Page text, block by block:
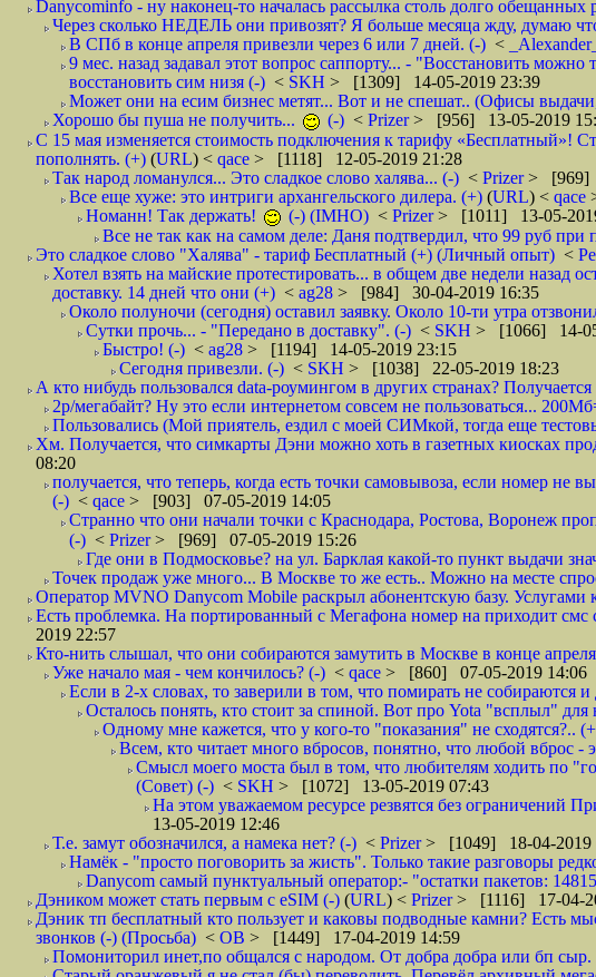
Danycominfo - ну наконец-то началась рассылка столь долго
Через сколько НЕДЕЛЬ они привозят? Я больше месяца жду, думаю
В СПб в конце апреля привезли через 6 или 7 дней. (-) < _Alexander_
9 мес. назад задавал этот вопрос саппорту... - "Восстановить
восстановить сим низя (-) < SKH > [1309] 14-05-2019 23:39
Может они на есим бизнес метят... Вот и не спешат.. (Офисы
Хорошо бы пуша не получить...
(-) < Prizer> [956] 13-05-2019
С 15 мая изменяется стоимость подключения к тарифу «Бесплатный»!
пополнять. (+) (URL) < qace > [1118] 12-05-2019 21:28
Так народ ломанулся... Это сладкое слово халява... (-) < Prizer> [969]
Все еще хуже: это интриги архангельского дилера. (+) (URL) < qace
Номанн! Так держать!
(-) (IMHO) < Prizer> [1011] 13-05-
Все не так как на самом деле: Даня подтвердил, что 99 руб
Это сладкое слово "Халява" - тариф Бесплатный (+) (Личный опыт) <
Хотел взять на майские протестировать... в общем две недели назад
доставку. 14 дней что они (+) < ag28 > [984] 30-04-2019 16:35
Около полуночи (сегодня) оставил заявку. Около 10-ти утра
Сутки прочь... - "Передано в доставку". (-) < SKH > [1066] 14-
Быстро! (-) < ag28 > [1194] 14-05-2019 23:15
Сегодня привезли. (-) < SKH > [1038] 22-05-2019 18:23
А кто нибудь пользовался data-роумингом в других странах?
2р/мегабайт? Ну это если интернетом совсем не пользоваться...
Пользовались (Мой приятель, ездил с моей СИМкой, тогда еще
Хм. Получается, что симкарты Дэни можно хоть в газетных киосках
08:20
получается, что теперь, когда есть точки самовывоза, если номер не
(-) < qace > [903] 07-05-2019 14:05
Странно что они начали точки с Краснодара, Ростова, Воронеж
(-) < Prizer> [969] 07-05-2019 15:26
Где они в Подмосковье? на ул. Барклая какой-то пункт выдачи
Точек продаж уже много... В Москве то же есть.. Можно на месте
Оператор MVNO Danycom Mobile раскрыл абонентскую базу. Услугами
Есть проблемка. На портированный с Мегафона номер на приходит смс
2019 22:57
Кто-нить слышал, что они собираются замутить в Москве в конце
Уже начало мая - чем кончилось? (-) < qace > [860] 07-05-2019 14:06
Если в 2-х словах, то заверили в том, что помирать не собираются
Осталось понять, кто стоит за спиной. Вот про Yota "всплыл" для
Одному мне кажется, что у кого-то "показания" не сходятся?..
Всем, кто читает много вбросов, понятно, что любой вброс -
Смысл моего моста был в том, что любителям ходить по
(Совет) (-) < SKH > [1072] 13-05-2019 07:43
На этом уважаемом ресурсе резвятся без ограничений
13-05-2019 12:46
Т.е. замут обозначился, а намека нет? (-) < Prizer> [1049] 18-04-2019
Намёк - "просто поговорить за жисть". Только такие разговоры
Danycom самый пунктуальный оператор:- "остатки пакетов:
Дэником может стать первым с еSIM (-) (URL) < Prizer> [1116] 17-04-
Дэник тп бесплатный кто пользует и каковы подводные камни? Есть
звонков (-) (Просьба) < ОВ > [1449] 17-04-2019 14:59
Помониторил инет,по общался с народом. От добра добра или бп